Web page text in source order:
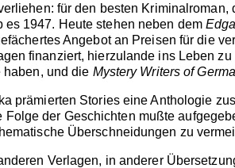
für den besten
1947. Heute stehen neben dem
Angebot an Preisen für die
finanziert, hierzulande ins Leben
haben, und die Mystery Writers of
prämierten Stories eine Anthologie
der Geschichten mußte
Überschneidungen zu
Verlagen, in anderer